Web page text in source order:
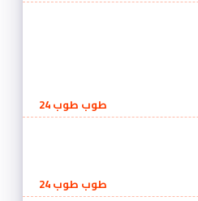
طوب طوب 24
طوب طوب 24